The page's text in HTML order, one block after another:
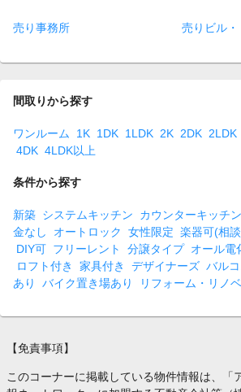
売り事務所 売りビル
間取りから探す
ワンルーム 1K 1DK 1LDK 2K 2DK 2LDK
4DK 4LDK以上
条件から探す
新築 システムキッチン カウンターキッチン
金なし
オートロック 女性限定 楽器可(相
DIY可 フリーレント 分譲タイプ オール電
ロフト付き
家具付き デザイナーズ バル
あり
バイク置き場あり リフォーム・リノ
【免責事項】
このコーナーに掲載している物件情報は、「